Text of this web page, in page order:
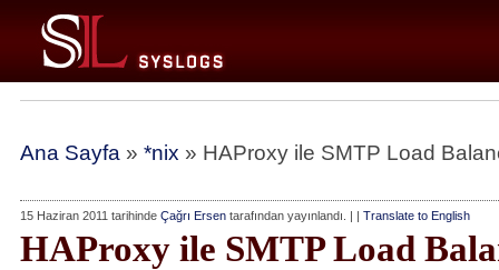
Ana Sayfa » *nix » HAProxy ile SMTP Load
15 Haziran 2011 tarihinde Çağrı Ersen tarafından yayınlandı. | | Translate to English
HAProxy ile SMTP Load